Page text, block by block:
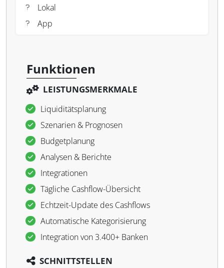
Lokal
App
Funktionen
LEISTUNGSMERKMALE
Liquiditätsplanung
Szenarien & Prognosen
Budgetplanung
Analysen & Berichte
Integrationen
Tägliche Cashflow-Übersicht
Echtzeit-Update des Cashflows
Automatische Kategorisierung
Integration von 3.400+ Banken
SCHNITTSTELLEN